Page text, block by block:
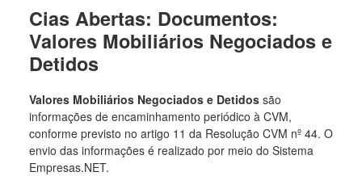
Cias Abertas: Documentos:
Valores Mobiliários Negociados e
Detidos
Valores Mobiliários Negociados e Detidos são
informações de encaminhamento periódico à CVM,
conforme previsto no artigo 11 da Resolução CVM nº 44. O
envio das informações é realizado por meio do Sistema
Empresas.NET.